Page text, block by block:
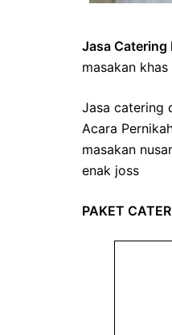
Jasa Catering
masakan
Jasa catering
Acara
masakan
enak joss
PAKET